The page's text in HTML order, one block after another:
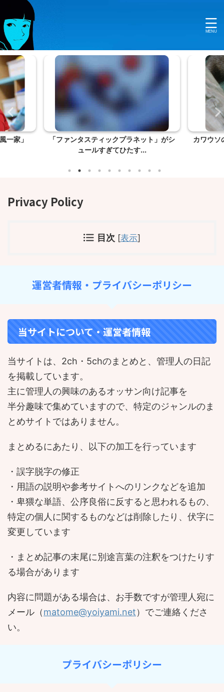
一家」
「ファンタスティックプラネット」がシ
ュールすぎてひたす...
カワウソ
Privacy Policy
目次 [表示]
運営者情報・プライバシーポリシー
当サイトについて・運営者情報
当サイトは、2ch・5chのまとめと、管理人の日記
を掲載しています。
主に管理人の興味のあるオッサン向け記事を
半分趣味で集めていますので、特定のジャンルのま
とめサイトではありません。
まとめるにあたり、以下の加工を行っています
・誤字脱字の修正
・用語の説明や参考サイトへのリンクなどを追加
・卑猥な単語、公序良俗に反すると思われるもの、
特定の個人に関するものなどは削除したり、伏字に
変更しています
・まとめ記事の末尾に別途言葉の注釈をつけたりす
る場合があります
内容に問題がある場合は、お手数ですが管理人宛に
メール（matome@yoiyami.net）でご連絡くださ
い。
プライバシーポリシー